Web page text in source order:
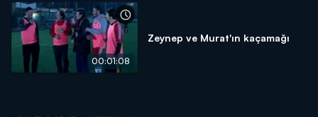
00:01:08
Zeynep ve Murat'ın kaçamağı